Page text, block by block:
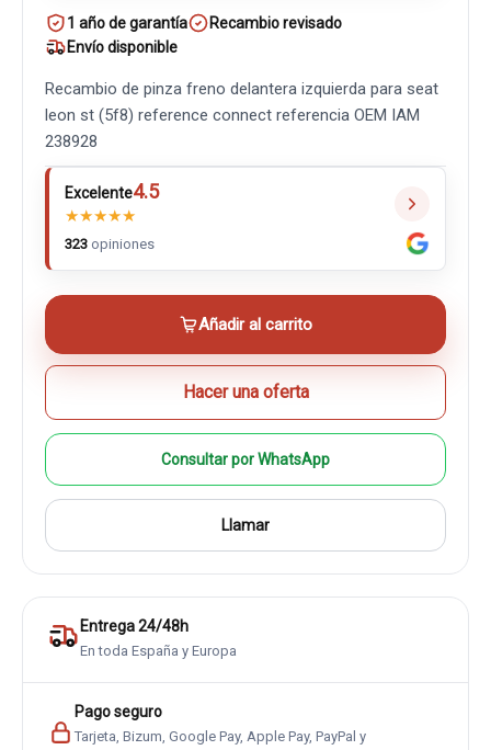
1 año de garantía
Recambio revisado
Envío disponible
Recambio de pinza freno delantera izquierda para seat
leon st (5f8) reference connect referencia OEM IAM
238928
Excelente4.5
★★★★★
323 opiniones
Añadir al carrito
Hacer una oferta
Consultar por WhatsApp
Llamar
Entrega 24/48h
En toda España y Europa
Pago seguro
Tarjeta, Bizum, Google Pay, Apple Pay, PayPal y